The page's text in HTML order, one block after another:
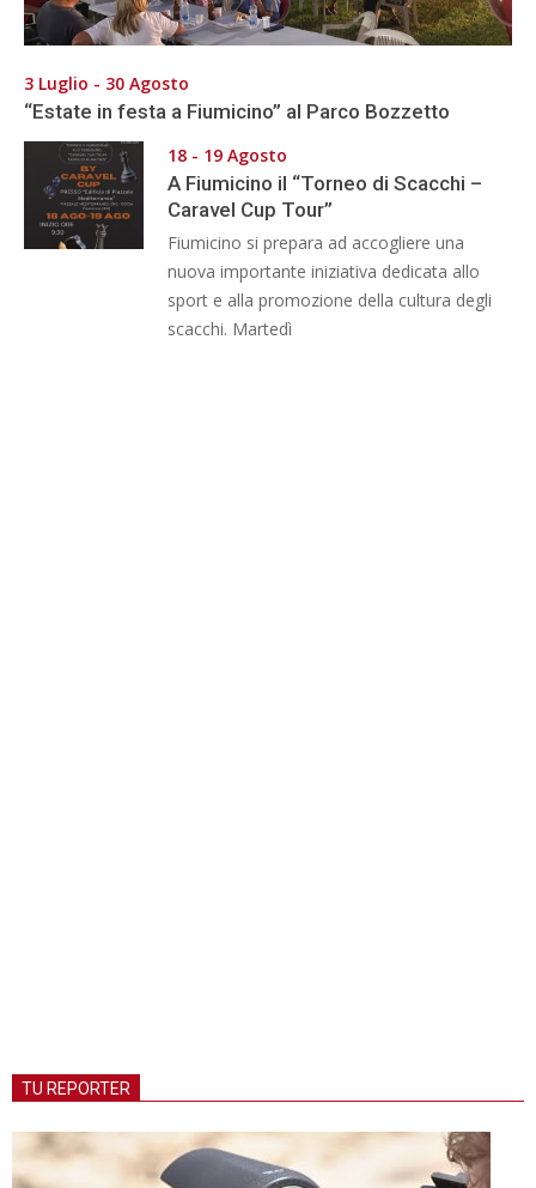
3 Luglio - 30 Agosto
“Estate in festa a Fiumicino” al Parco Bozzetto
18 - 19 Agosto
A Fiumicino il “Torneo di Scacchi –
Caravel Cup Tour”
Fiumicino si prepara ad accogliere una
nuova importante iniziativa dedicata allo
sport e alla promozione della cultura degli
scacchi. Martedì
TU REPORTER